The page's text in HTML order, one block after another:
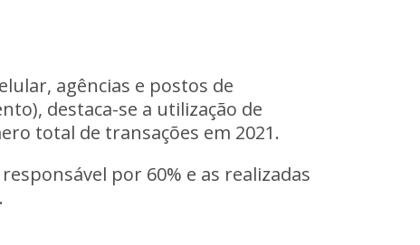
agências e postos de
destaca-se a utilização de
total de transações em 2021.
por 60% e as realizadas